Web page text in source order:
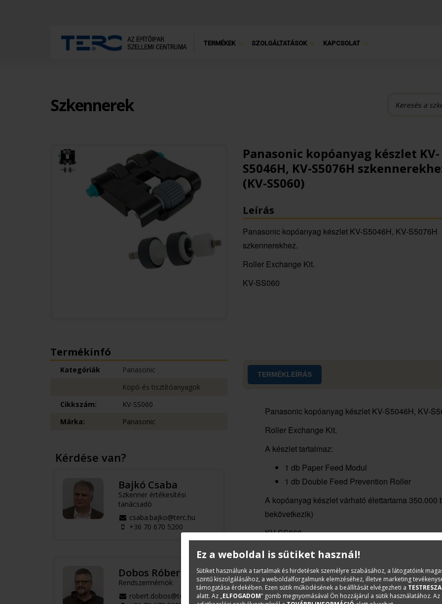
TERMÉKEK SZOLGÁLTATÁSOK KAPCSOLAT
Szkennerek
Panasonic kopóanyag készlet KV-
S5046H, KV-S5076H
(KV-SS060)
Leírás
Panasonic kopóanyag készlet KV-S5046H, KV-S5076H
szkennerekhez.
Roller Exchange Kit.
KV-SS060
TERMÉKLEÍRÁS
Panasonic kopóanyag készlet KV-S5046H, KV-
Roller Exchange Kit.
A készlet tartalmaz:
1 db Paper Feed Modul
1 db Double Feed Prevention Roller
A kopóanyag készlet várható élettartama
bekövetkezik)
KV-SS060
Termékinfó
Kategóriák
Panasonic
Kopó-és tisztítóanyagok
Cikkszám:
KV-SS060
Márka:
Panasonic
Kérdése van?
Bajkó Csaba
Szkenner értékesítési
tanácsadó
csaba.bajko@terc.hu
+36 70 670 5200
Dobos Róbert
Rendszermérnök
robert.dobos@terc.hu
Ez a weboldal is sütiket használ!
Sütiket használunk a tartalmak és hirdetések személyre szabásához, a látogatóink
szintű kiszolgálásához, a weboldalforgalmunk elemzéséhez, illetve marketing
támogatása érdekében. Ezen sütik működésének a beállítását elvégezheti a
alatt. Az „ELFOGADOM” gomb megnyomásával Ön hozzájárul a sütik használatához. Az